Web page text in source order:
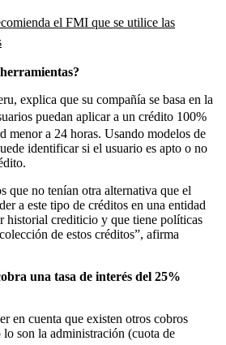
el FMI que se utilice las
explica que su compañía se basa en la
puedan aplicar a un crédito 100%
menor a 24 horas. Usando modelos de
identificar si el usuario es apto o no
que no tenían otra alternativa que el
a este tipo de créditos en una entidad
historial crediticio y que tiene políticas
de estos créditos”, afirma
una tasa de interés del 25%
en cuenta que existen otros cobros
son la administración (cuota de